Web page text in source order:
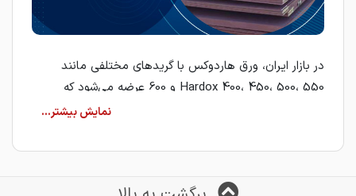
در بازار ایران، ورق هاردوکس با گریدهای مختلفی مانند
Hardox 400، 450، 500، 550 و 600 عرضه می‌شود که
هرکدام برای شرایط کاری مشخصی طراحی شده‌اند.
مهم‌ترین آن‌ها عبارت‌اند از: